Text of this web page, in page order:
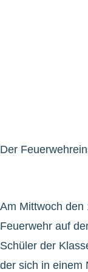
Der
Am Mittwoch den
Feuerwehr auf
Schüler der
der sich in einem